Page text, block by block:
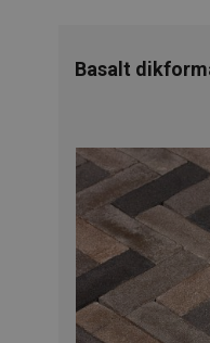
Basalt